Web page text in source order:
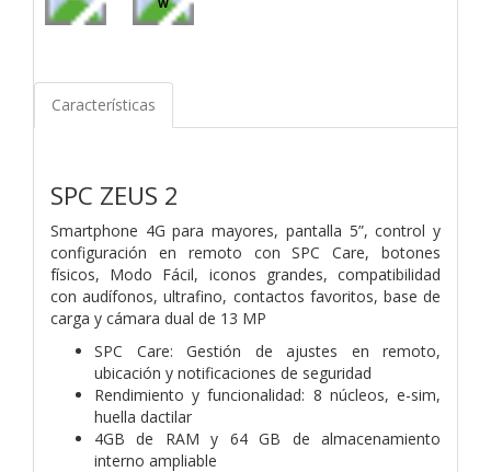
Características
SPC ZEUS 2
Smartphone 4G para mayores, pantalla 5”, control y
configuración en remoto con SPC Care, botones
físicos, Modo Fácil, iconos grandes, compatibilidad
con audífonos, ultrafino, contactos favoritos, base de
carga y cámara dual de 13 MP
SPC Care: Gestión de ajustes en remoto,
ubicación y notificaciones de seguridad
Rendimiento y funcionalidad: 8 núcleos, e-sim,
huella dactilar
4GB de RAM y 64 GB de almacenamiento
interno ampliable